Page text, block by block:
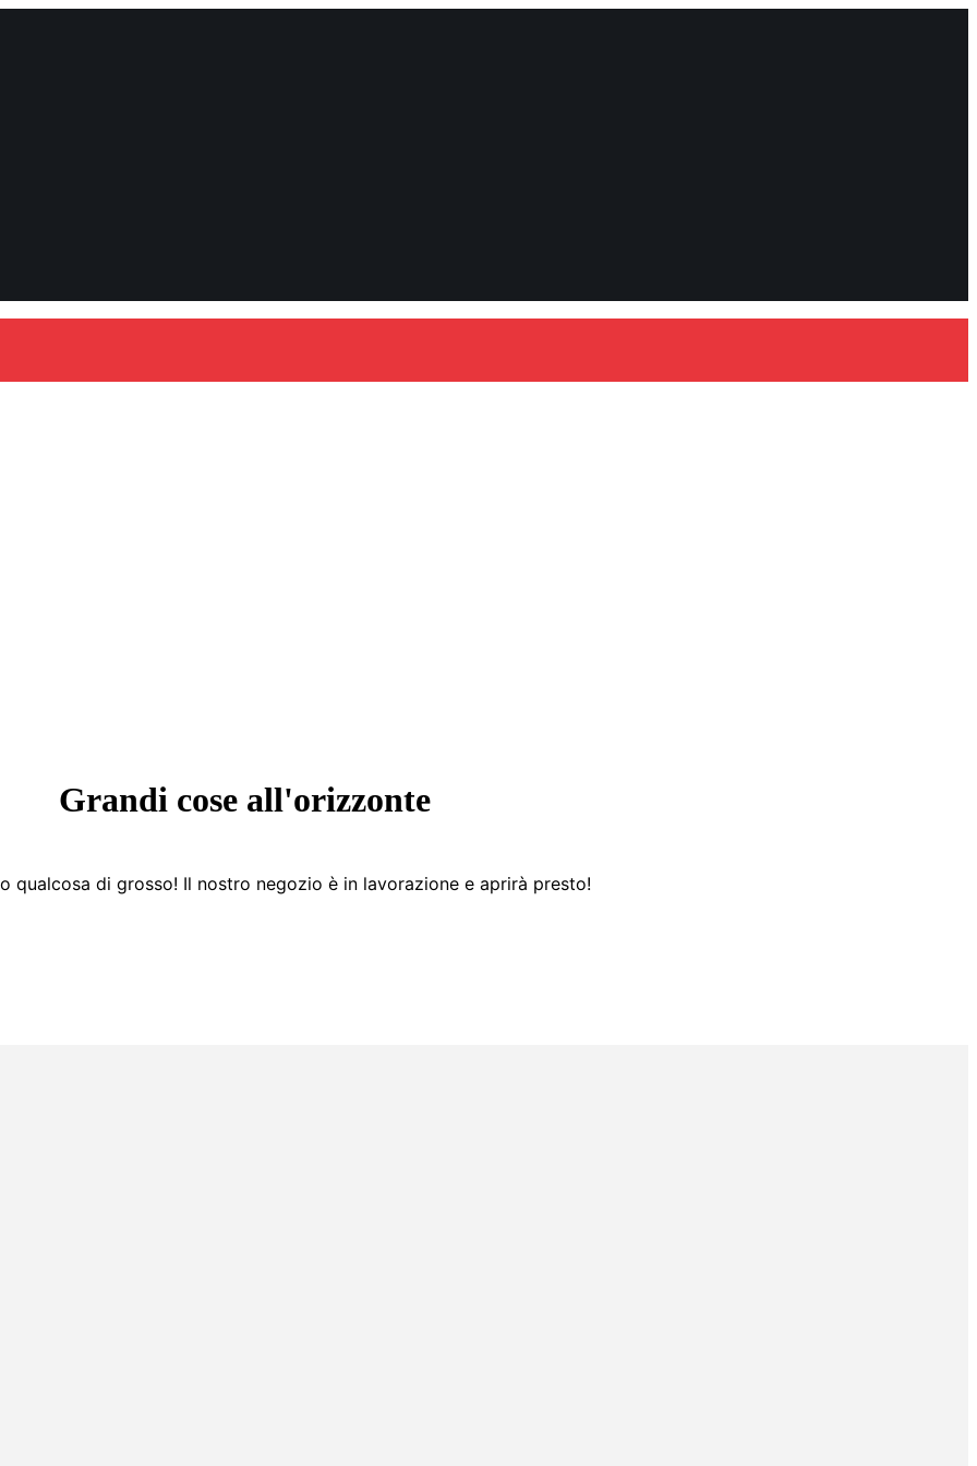
Grandi cose all'orizzonte
qualcosa di grosso! Il nostro negozio è in lavorazione e aprirà presto!